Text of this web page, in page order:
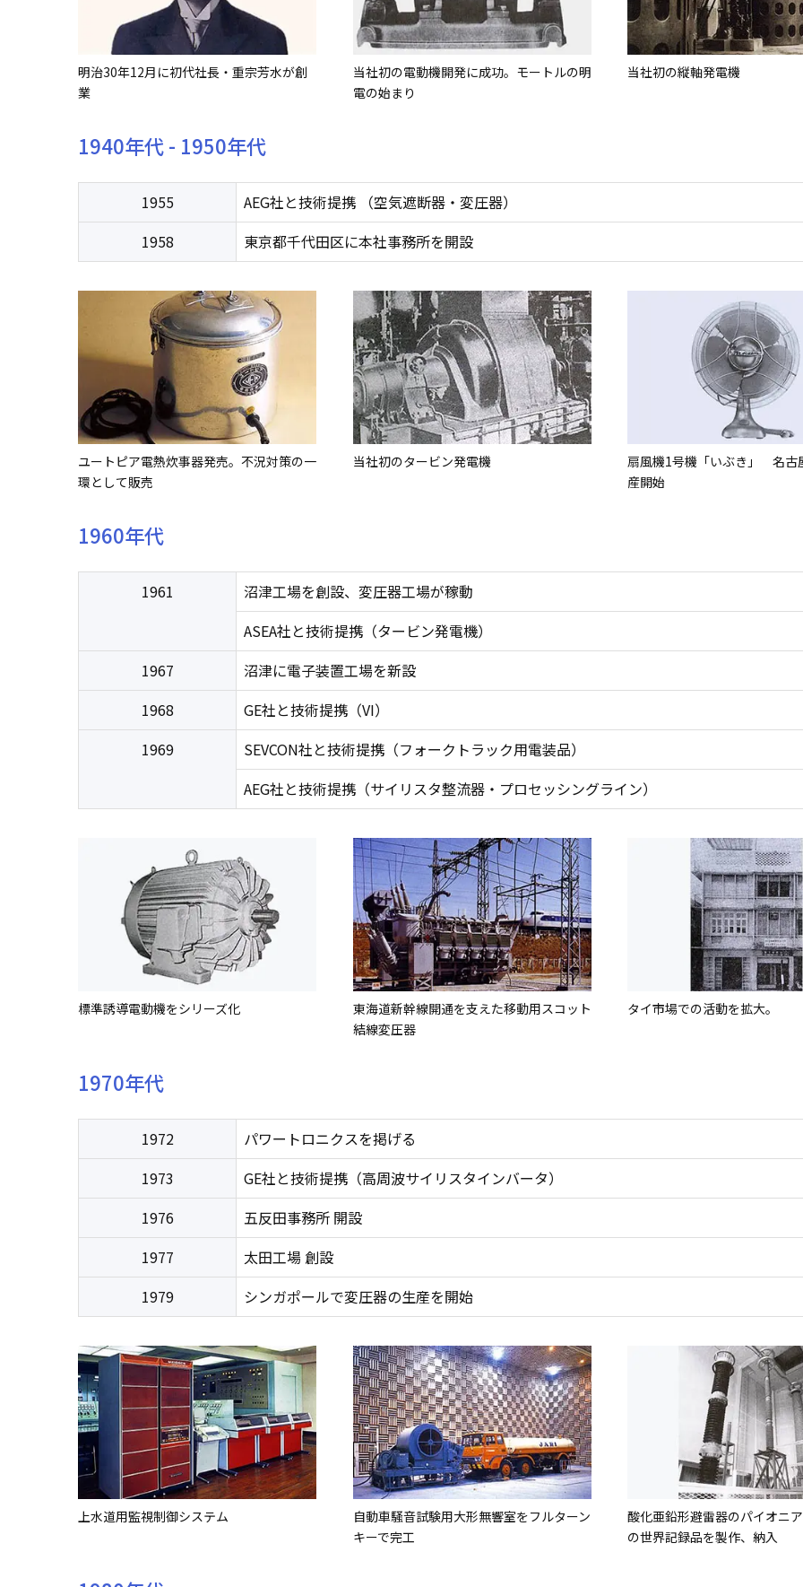
明治30年12月に初代社長・重宗芳水が創
業
当社初の電動機開発に成功。モートルの明
電の始まり
当社初の縦軸発電機
1940年代 - 1950年代
1955
AEG社と技術提携 （空気遮断器・変圧器）
1958
東京都千代田区に本社事務所を開設
ユートピア電熱炊事器発売。不況対策の一
環として販売
当社初のタービン発電機
扇風機1号機「いぶき」 名古
産開始
1960年代
1961
沼津工場を創設、変圧器工場が稼動
ASEA社と技術提携（タービン発電機）
1967
沼津に電子装置工場を新設
1968
GE社と技術提携（VI）
1969
SEVCON社と技術提携（フォークトラック用電装品）
AEG社と技術提携（サイリスタ整流器・プロセッシングライン）
標準誘導電動機をシリーズ化
東海道新幹線開通を支えた移動用スコット
結線変圧器
タイ市場での活動を拡大。
1970年代
1972
パワートロニクスを掲げる
1973
GE社と技術提携（高周波サイリスタインバータ）
1976
五反田事務所 開設
1977
太田工場 創設
1979
シンガポールで変圧器の生産を開始
上水道用監視制御システム
自動車騒音試験用大形無響室をフルターン
キーで完工
酸化亜鉛形避雷器のパイオニ
の世界記録品を製作、納入